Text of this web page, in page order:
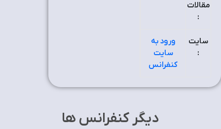
مقالات
:
سایت
:
ورود به
سایت
کنفرانس
دیگر کنفرانس ها